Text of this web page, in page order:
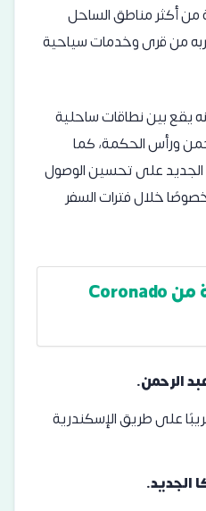
من أكثر مناطق الساحل
من قرى وخدمات سياحية
يقع بين نطاقات ساحلية
ورأس الحكمة، كما
الجديد على تحسين الوصول
خلال فترات السفر
أبرز الطرق القريبة من Coronado
الرحمن.
على طريق الإسكندرية
الجديد.